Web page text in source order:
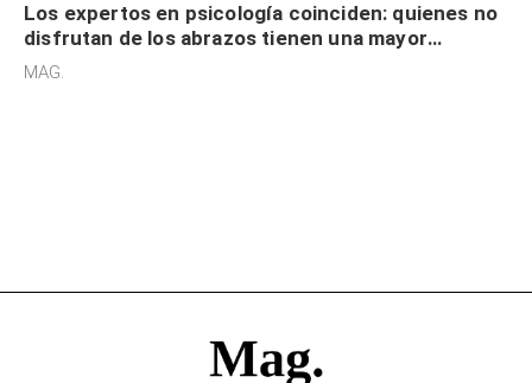
Los expertos en psicología coinciden: quienes no
disfrutan de los abrazos tienen una mayor
sensibilidad a los estímulos físicos y no es por
MAG.